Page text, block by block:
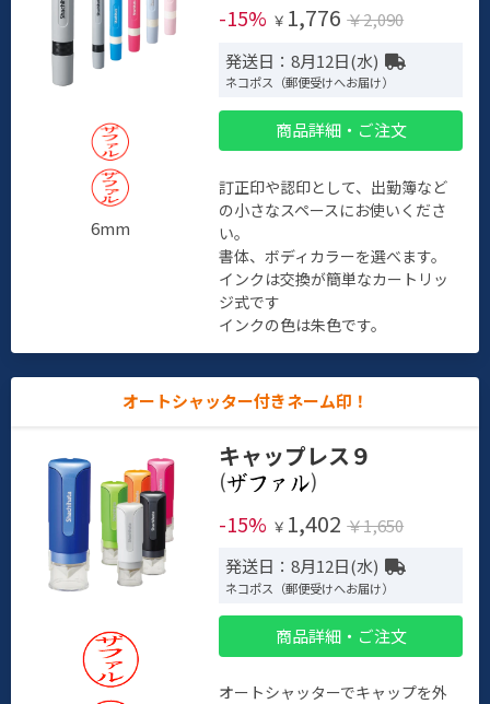
6mm
-15% ￥ 1,776 ￥2,090
発送日：8月12日(水)
ネコポス（郵便受けへお届け）
商品詳細・ご注文
訂正印や認印として、出勤簿など
の小さなスペースにお使いくださ
い。
書体、ボディカラーを選べます。
インクは交換が簡単なカートリッ
ジ式です
インクの色は朱色です。
オートシャッター付きネーム印！
キャップレス９
(
)
-15% ￥ 1,402 ￥1,650
発送日：8月12日(水)
ネコポス（郵便受けへお届け）
商品詳細・ご注文
オートシャッターでキャップを外